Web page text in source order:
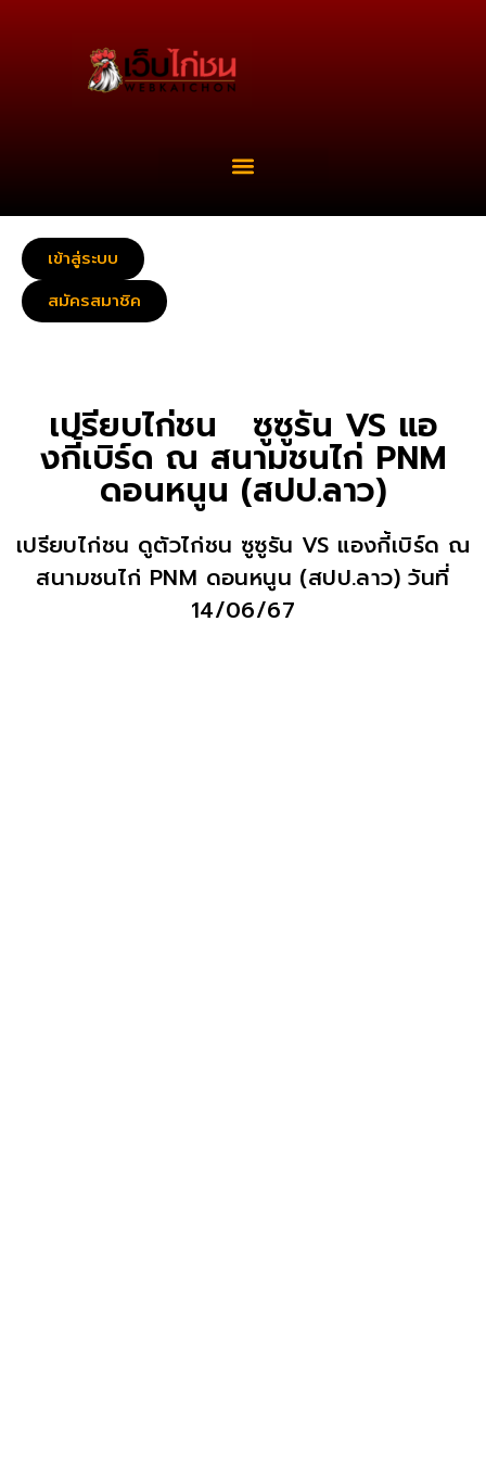
เข้าสู่ระบบ
สมัครสมาชิค
เปรียบไก่ชน ซูซูรัน VS แอ
งกี้เบิร์ด ณ สนามชนไก่ PNM
ดอนหนูน (สปป.ลาว)
เปรียบไก่ชน ดูตัวไก่ชน ซูซูรัน VS แองกี้เบิร์ด ณ
สนามชนไก่ PNM ดอนหนูน (สปป.ลาว) วันที่
14/06/67